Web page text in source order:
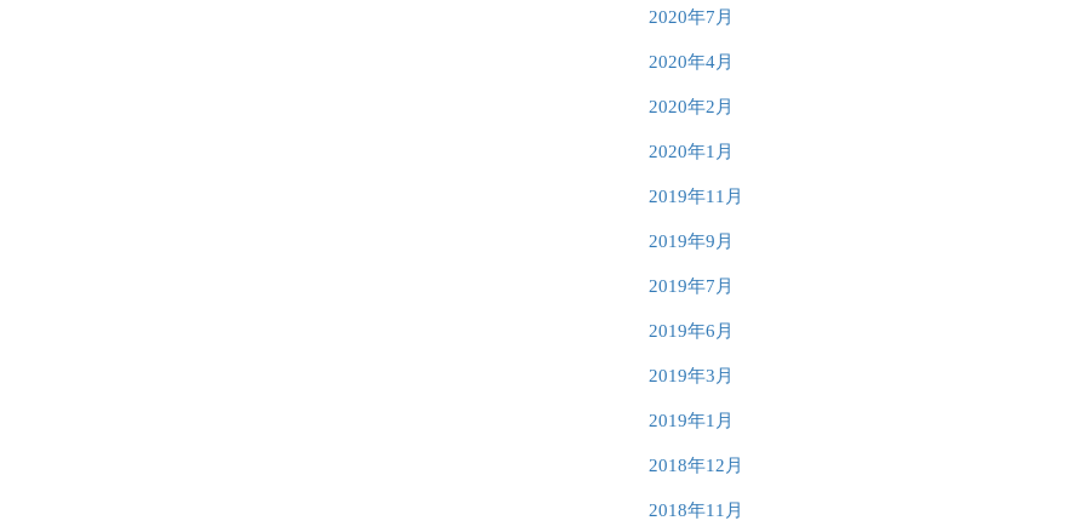
2020年7月
2020年4月
2020年2月
2020年1月
2019年11月
2019年9月
2019年7月
2019年6月
2019年3月
2019年1月
2018年12月
2018年11月